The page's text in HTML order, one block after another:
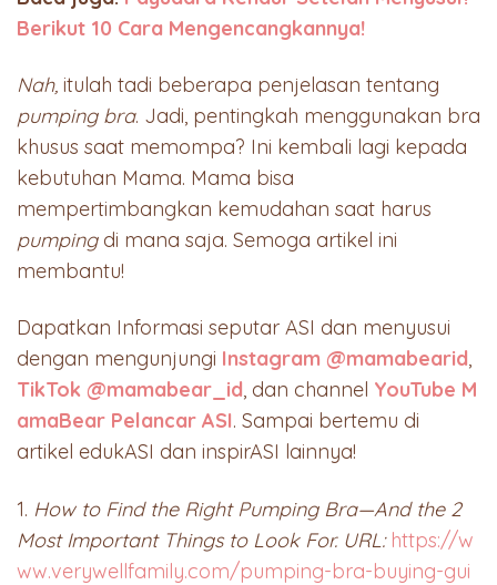
Berikut 10 Cara Mengencangkannya!
Nah, itulah tadi beberapa penjelasan tentang
pumping bra. Jadi, pentingkah menggunakan bra
khusus saat memompa? Ini kembali lagi kepada
kebutuhan Mama. Mama bisa
mempertimbangkan kemudahan saat harus
pumpingdi mana saja. Semoga artikel ini
membantu!
Dapatkan Informasi seputar ASI dan menyusui
dengan mengunjungi Instagram @mamabearid,
TikTok @mamabear_id, dan channel YouTube M
amaBear Pelancar ASI. Sampai bertemu di
artikel edukASI dan inspirASI lainnya!
1. How to Find the Right Pumping Bra—And the 2
Most Important Things to Look For. URL: https://w
ww.verywellfamily.com/pumping-bra-buying-gui